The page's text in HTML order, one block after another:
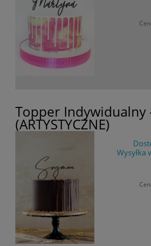
Topper Indywidualny
(ARTYSTYCZNE)
Wysyłka